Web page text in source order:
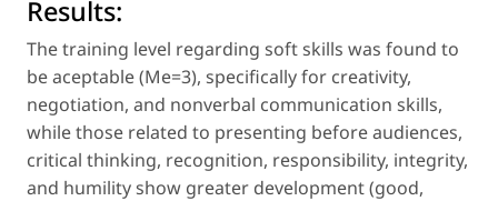
Results:
The training level regarding soft skills was found to
be aceptable (Me=3), specifically for creativity,
negotiation, and nonverbal communication skills,
while those related to presenting before audiences,
critical thinking, recognition, responsibility, integrity,
and humility show greater development (good,